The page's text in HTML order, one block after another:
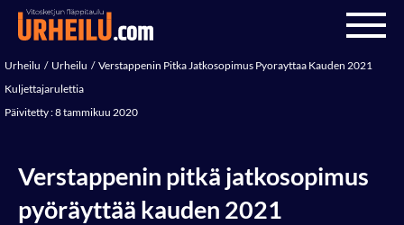
Urheilu Urheilu
Verstappenin Pitka Jatkosopimus Pyorayttaa Kauden 2021
Kuljettajarulettia
Päivitetty : 8 tammikuu 2020
Verstappenin pitkä jatkosopimus
pyöräyttää kauden 2021